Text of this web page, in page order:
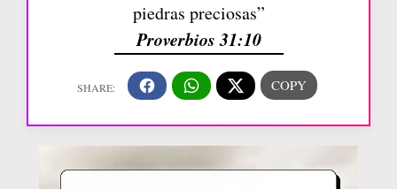
piedras preciosas”
Proverbios 31:10